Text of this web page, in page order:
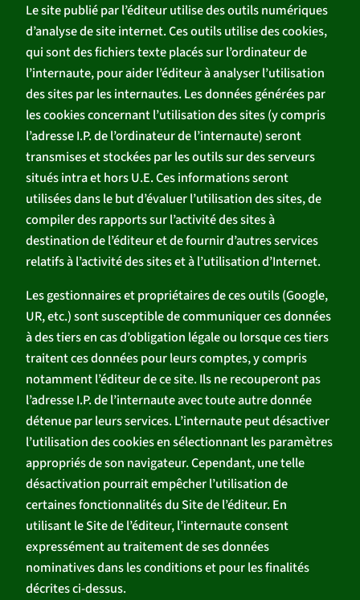
Le site publié par l’éditeur utilise des outils numériques
d’analyse de site internet. Ces outils utilise des cookies,
qui sont des fichiers texte placés sur l’ordinateur de
l’internaute, pour aider l’éditeur à analyser l’utilisation
des sites par les internautes. Les données générées par
les cookies concernant l’utilisation des sites (y compris
l’adresse I.P. de l’ordinateur de l’internaute) seront
transmises et stockées par les outils sur des serveurs
situés intra et hors U.E. Ces informations seront
utilisées dans le but d’évaluer l’utilisation des sites, de
compiler des rapports sur l’activité des sites à
destination de l’éditeur et de fournir d’autres services
relatifs à l’activité des sites et à l’utilisation d’Internet.
Les gestionnaires et propriétaires de ces outils (Google,
UR, etc.) sont susceptible de communiquer ces données
à des tiers en cas d’obligation légale ou lorsque ces tiers
traitent ces données pour leurs comptes, y compris
notamment l’éditeur de ce site. Ils ne recouperont pas
l’adresse I.P. de l’internaute avec toute autre donnée
détenue par leurs services. L’internaute peut désactiver
l’utilisation des cookies en sélectionnant les paramètres
appropriés de son navigateur. Cependant, une telle
désactivation pourrait empêcher l’utilisation de
certaines fonctionnalités du Site de l’éditeur. En
utilisant le Site de l’éditeur, l’internaute consent
expressément au traitement de ses données
nominatives dans les conditions et pour les finalités
décrites ci-dessus.